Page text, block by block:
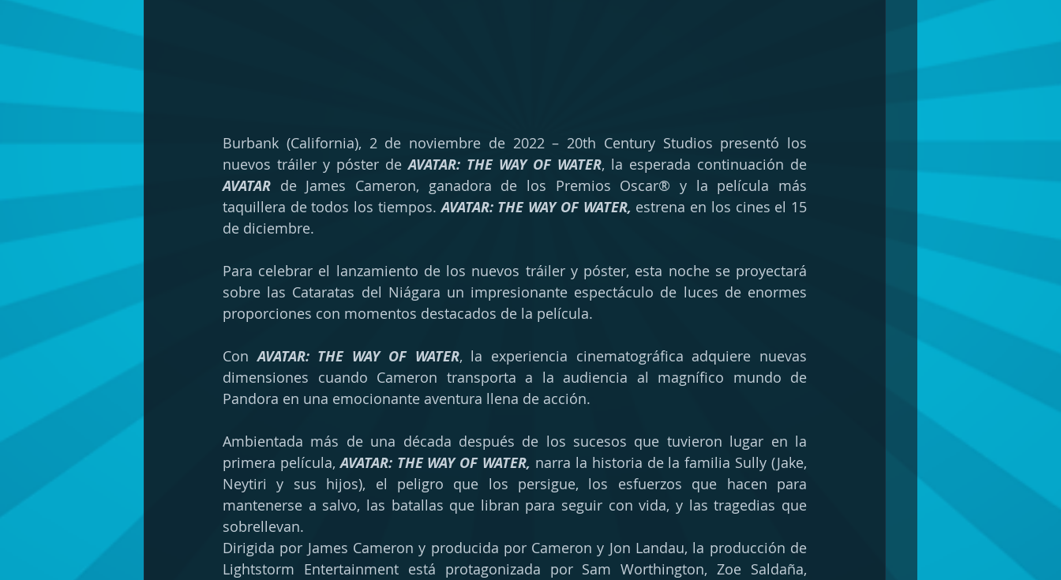
Burbank (California), 2 de noviembre de 2022 – 20th Century Studios presentó los
nuevos tráiler y póster de AVATAR: THE WAY OF WATER
AVATAR de James Cameron, ganadora de los Premios Oscar® y la película más
taquillera de todos los tiempos. AVATAR: THE WAY OF WATER, estrena en los cines el 15
de diciembre.
Para celebrar el lanzamiento de los nuevos tráiler y póster, esta noche se proyectará
sobre las Cataratas del Niágara un impresionante espectáculo de luces de enormes
proporciones con momentos destacados de la película.
Con AVATAR: THE WAY OF WATER, la experiencia cinematográfica adquiere nuevas
dimensiones cuando Cameron transporta a la audiencia al magnífico mundo de
Pandora en una emocionante aventura llena de acción.
Ambientada más de una década después de los sucesos que tuvieron lugar en la
primera película, AVATAR: THE WAY OF WATER, narra la historia de la familia Sully (Jake,
Neytiri y sus hijos), el peligro que los persigue, los esfuerzos que hacen para
mantenerse a salvo, las batallas que libran para seguir con vida, y las tragedias que
sobrellevan.
Dirigida por James Cameron y producida por Cameron y Jon Landau, la producción de
Lightstorm Entertainment está protagonizada por Sam Worthington, Zoe Saldaña,